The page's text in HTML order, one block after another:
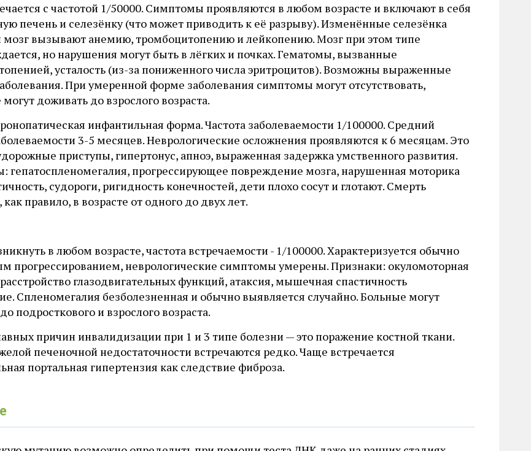
с частотой 1/50000. Симптомы проявляются в любом возрасте и включают в себя
печень и селезёнку (что может приводить к её разрыву). Изменённые селезёнка
мозг вызывают анемию, тромбоцитопению и лейкопению. Мозг при этом типе
но нарушения могут быть в лёгких и почках. Гематомы, вызванные
усталость (из-за пониженного числа эритроцитов). Возможны выраженные
При умеренной форме заболевания симптомы могут отсутствовать,
доживать до взрослого возраста.
инфантильная форма. Частота заболеваемости 1/100000. Средний
3-5 месяцев. Неврологические осложнения проявляются к 6 месяцам. Это
приступы, гипертонус, апноэ, выраженная задержка умственного развития.
гепатоспленомегалия, прогрессирующее повреждение мозга, нарушенная моторика
судороги, ригидность конечностей, дети плохо сосут и глотают. Смерть
как правило, в возрасте от одного до двух лет.
в любом возрасте, частота встречаемости - 1/100000. Характеризуется обычно
прогрессированием, неврологические симптомы умерены. Признаки: окуломоторная
глазодвигательных функций, атаксия, мышечная спастичность
Спленомегалия безболезненная и обычно выявляется случайно. Больные могут
подросткового и взрослого возраста.
причин инвалидизации при 1 и 3 типе болезни — это поражение костной ткани.
печеночной недостаточности встречаются редко. Чаще встречается
портальная гипертензия как следствие фиброза.